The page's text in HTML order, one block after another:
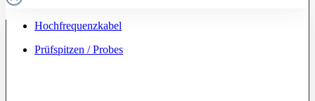
Hochfrequenzkabel
Prüfspitzen / Probes